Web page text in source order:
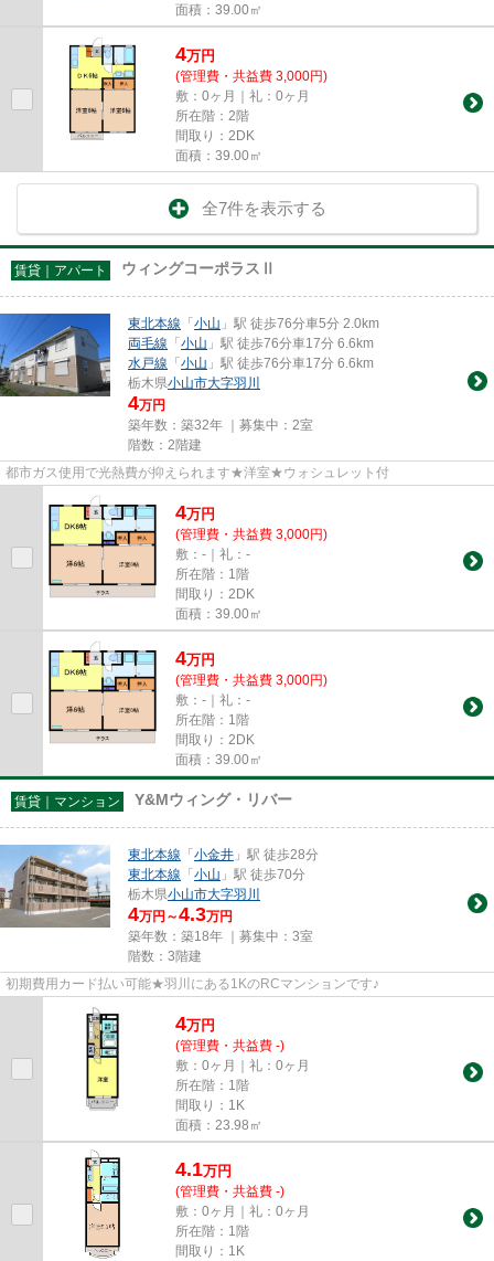
面積：39.00㎡
4万円
(管理費・共益費 3,000円)
敷：0ヶ月｜礼：0ヶ月
所在階：2階
間取り：2DK
面積：39.00㎡
全7件を表示する
賃貸｜アパート ウィングコーポラスⅡ
東北本線 「小山 」駅 徒歩76分車5分 2.0km
両毛線 「小山 」駅 徒歩76分車17分 6.6km
水戸線 「小山 」駅 徒歩76分車17分 6.6km
栃木県小山市大字羽川
4万円
築年数：築32年 ｜募集中： 2室
階数：2階建
都市ガス使用で光熱費が抑えられます★洋室★ウォシュレット付
4万円
(管理費・共益費 3,000円)
敷：-｜礼：-
所在階：1階
間取り：2DK
面積：39.00㎡
4万円
(管理費・共益費 3,000円)
敷：-｜礼：-
所在階：1階
間取り：2DK
面積：39.00㎡
賃貸｜マンション Y&Mウィング・リバー
東北本線 「小金井 」駅 徒歩28分
東北本線 「小山 」駅 徒歩70分
栃木県小山市大字羽川
4万円～4.3万円
築年数：築18年 ｜募集中： 3室
階数：3階建
初期費用カード払い可能★羽川にある1KのRCマンションです♪
4万円
(管理費・共益費 -)
敷：0ヶ月｜礼：0ヶ月
所在階：1階
間取り：1K
面積：23.98㎡
4.1万円
(管理費・共益費 -)
敷：0ヶ月｜礼：0ヶ月
所在階：1階
間取り：1K